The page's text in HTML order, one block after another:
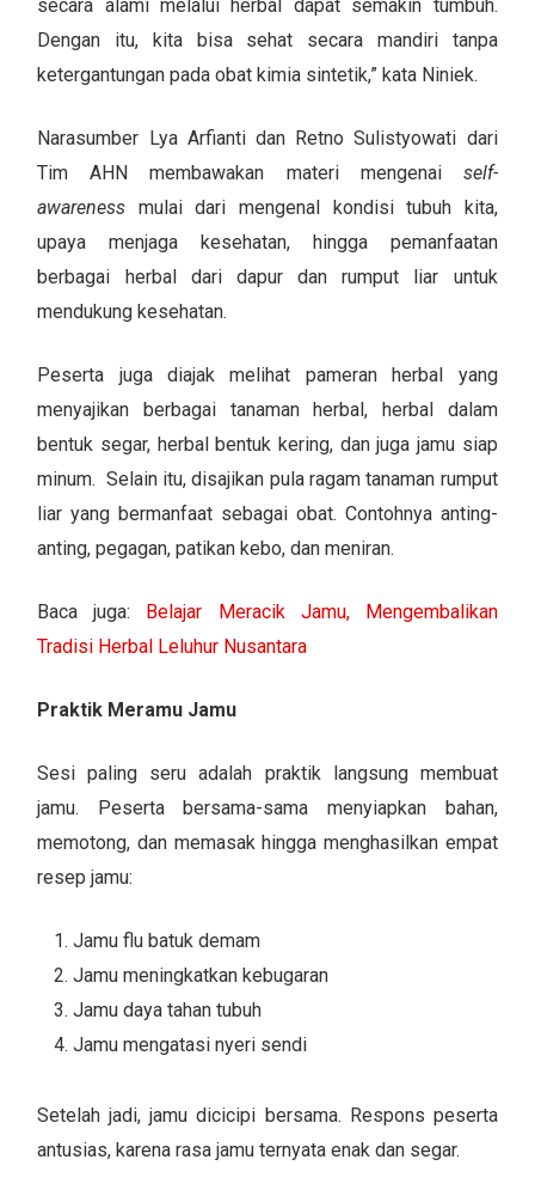
secara alami melalui herbal dapat semakin tumbuh.
Dengan itu, kita bisa sehat secara mandiri tanpa
ketergantungan pada obat kimia sintetik,” kata Niniek.
Narasumber Lya Arfianti dan Retno Sulistyowati dari
Tim AHN membawakan materi mengenai self-
awareness mulai dari mengenal kondisi tubuh kita,
upaya menjaga kesehatan, hingga pemanfaatan
berbagai herbal dari dapur dan rumput liar untuk
mendukung kesehatan.
Peserta juga diajak melihat pameran herbal yang
menyajikan berbagai tanaman herbal, herbal dalam
bentuk segar, herbal bentuk kering, dan juga jamu siap
minum. Selain itu, disajikan pula ragam tanaman rumput
liar yang bermanfaat sebagai obat. Contohnya anting-
anting, pegagan, patikan kebo, dan meniran.
Baca juga: Belajar Meracik Jamu, Mengembalikan
Tradisi Herbal Leluhur Nusantara
Praktik Meramu Jamu
Sesi paling seru adalah praktik langsung membuat
jamu. Peserta bersama-sama menyiapkan bahan,
memotong, dan memasak hingga menghasilkan empat
resep jamu:
Jamu flu batuk demam
Jamu meningkatkan kebugaran
Jamu daya tahan tubuh
Jamu mengatasi nyeri sendi
Setelah jadi, jamu dicicipi bersama. Respons peserta
antusias, karena rasa jamu ternyata enak dan segar.